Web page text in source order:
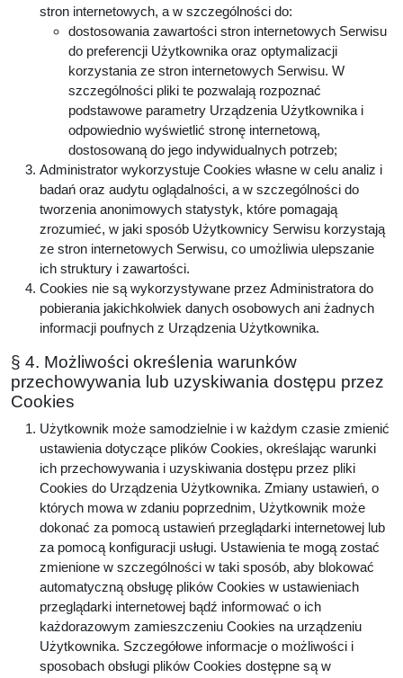
stron internetowych, a w szczególności do:
dostosowania zawartości stron internetowych Serwisu
do preferencji Użytkownika oraz optymalizacji
korzystania ze stron internetowych Serwisu. W
szczególności pliki te pozwalają rozpoznać
podstawowe parametry Urządzenia Użytkownika i
odpowiednio wyświetlić stronę internetową,
dostosowaną do jego indywidualnych potrzeb;
Administrator wykorzystuje Cookies własne w celu analiz i
badań oraz audytu oglądalności, a w szczególności do
tworzenia anonimowych statystyk, które pomagają
zrozumieć, w jaki sposób Użytkownicy Serwisu korzystają
ze stron internetowych Serwisu, co umożliwia ulepszanie
ich struktury i zawartości.
Cookies nie są wykorzystywane przez Administratora do
pobierania jakichkolwiek danych osobowych ani żadnych
informacji poufnych z Urządzenia Użytkownika.
§ 4. Możliwości określenia warunków
przechowywania lub uzyskiwania dostępu przez
Cookies
Użytkownik może samodzielnie i w każdym czasie zmienić
ustawienia dotyczące plików Cookies, określając warunki
ich przechowywania i uzyskiwania dostępu przez pliki
Cookies do Urządzenia Użytkownika. Zmiany ustawień, o
których mowa w zdaniu poprzednim, Użytkownik może
dokonać za pomocą ustawień przeglądarki internetowej lub
za pomocą konfiguracji usługi. Ustawienia te mogą zostać
zmienione w szczególności w taki sposób, aby blokować
automatyczną obsługę plików Cookies w ustawieniach
przeglądarki internetowej bądź informować o ich
każdorazowym zamieszczeniu Cookies na urządzeniu
Użytkownika. Szczegółowe informacje o możliwości i
sposobach obsługi plików Cookies dostępne są w